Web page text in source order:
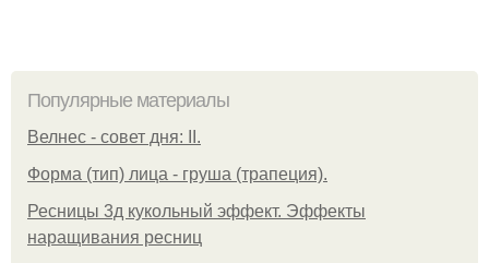
Популярные материалы
Велнес - совет дня: II.
Форма (тип) лица - груша (трапеция).
Ресницы 3д кукольный эффект. Эффекты
наращивания ресниц